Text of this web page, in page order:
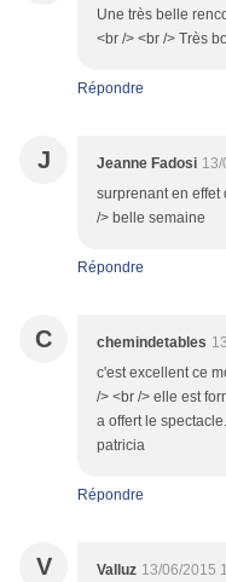
Une très belle
<br /> <br /> Très
Répondre
J Jeanne Fadosi
surprenant en effet
/> belle semaine
Répondre
C chemindetables
c'est excellent ce
/> <br /> elle est
a offert le
patricia
Répondre
V Valluz 13/06/2015